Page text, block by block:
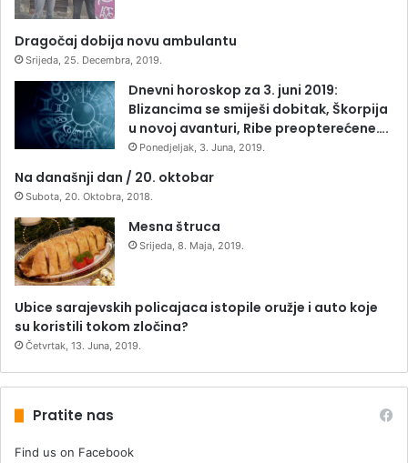
Dragočaj dobija novu ambulantu
Srijeda, 25. Decembra, 2019.
Dnevni horoskop za 3. juni 2019:
Blizancima se smiješi dobitak, Škorpija
u novoj avanturi, Ribe preopterećene….
Ponedjeljak, 3. Juna, 2019.
Na današnji dan / 20. oktobar
Subota, 20. Oktobra, 2018.
Mesna štruca
Srijeda, 8. Maja, 2019.
Ubice sarajevskih policajaca istopile oružje i auto koje
su koristili tokom zločina?
Četvrtak, 13. Juna, 2019.
Pratite nas
Find us on Facebook